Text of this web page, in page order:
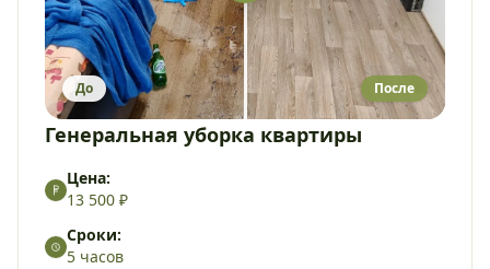
До После
Генеральная уборка квартиры
Цена:
13 500 ₽
Сроки:
5 часов